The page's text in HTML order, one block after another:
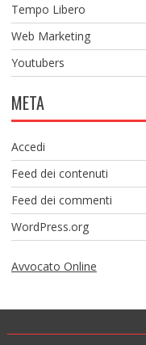
Tempo Libero
Web Marketing
Youtubers
META
Accedi
Feed dei contenuti
Feed dei commenti
WordPress.org
Avvocato Online